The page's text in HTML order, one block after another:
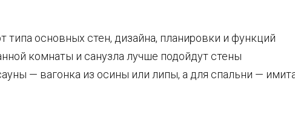
типа основных стен, дизайна, планировки и функций
комнаты и санузла лучше подойдут стены
— вагонка из осины или липы, а для спальни —